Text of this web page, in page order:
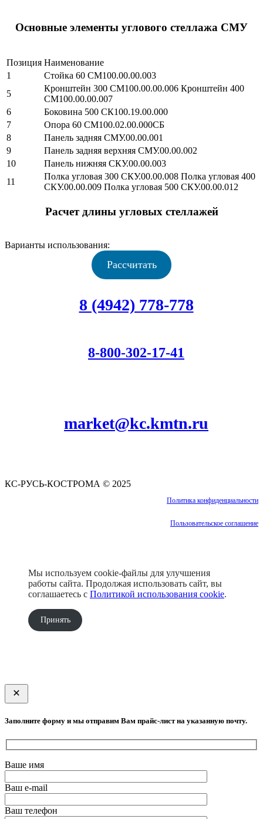
Основные элементы углового стеллажа СМУ
Позиция Наименование
1
Стойка 60 СМ100.00.00.003
5
Кронштейн 300 СМ100.00.00.006 Кронштейн 400
СМ100.00.00.007
6
Боковина 500 СК100.19.00.000
7
Опора 60 СМ100.02.00.000СБ
8
Панель задняя СМУ.00.00.001
9
Панель задняя верхняя СМУ.00.00.002
10
Панель нижняя СКУ.00.00.003
11
Полка угловая 300 СКУ.00.00.008 Полка угловая 400
СКУ.00.00.009 Полка угловая 500 СКУ.00.00.012
Расчет длины угловых стеллажей
Варианты использования:
Рассчитать
8 (4942) 778-778
8-800-302-17-41
market@kc.kmtn.ru
КС-РУСЬ-КОСТРОМА © 2025
Политика конфиденциальности
Пользовательское соглашение
Мы используем cookie-файлы для улучшения
работы сайта. Продолжая использовать сайт, вы
соглашаетесь с Политикой использования cookie.
Принять
Заполните форму и мы отправим Вам прайс-лист на указанную почту.
Ваше имя
Ваш e-mail
Ваш телефон